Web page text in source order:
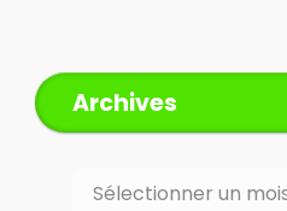
Archives
Archives